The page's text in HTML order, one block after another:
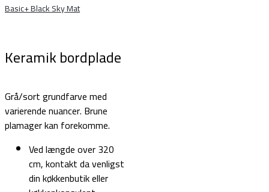
Basic+ Black Sky Mat
Keramik bordplade
Grå/sort grundfarve med
varierende nuancer. Brune
plamager kan forekomme.
Ved længde over 320
cm, kontakt da venligst
din køkkenbutik eller